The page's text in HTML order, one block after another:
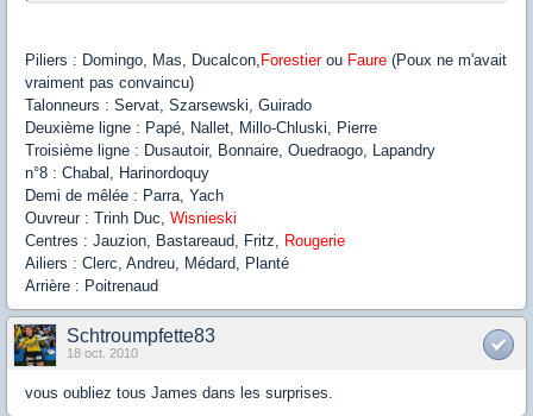
Piliers : Domingo, Mas, Ducalcon, Forestierou Faure (Poux ne m'avait
vraiment pas convaincu)
Talonneurs : Servat, Szarsewski, Guirado
Deuxième ligne : Papé, Nallet, Millo-Chluski, Pierre
Troisième ligne : Dusautoir, Bonnaire, Ouedraogo, Lapandry
n°8 : Chabal, Harinordoquy
Demi de mêlée : Parra, Yach
Ouvreur : Trinh Duc, Wisnieski
Centres : Jauzion, Bastareaud, Fritz, Rougerie
Ailiers : Clerc, Andreu, Médard, Planté
Arrière : Poitrenaud
Schtroumpfette83
18 oct. 2010
vous oubliez tous James dans les surprises.